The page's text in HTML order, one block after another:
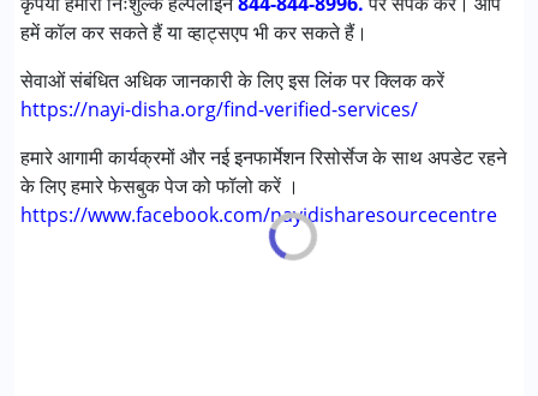
हमें कॉल कर सकते हैं या व्हाट्सएप भी कर सकते हैं।
सेवाओं संबंधित अधिक जानकारी के लिए इस लिंक पर क्लिक करें
https://nayi-disha.org/find-verified-services/
हमारे आगामी कार्यक्रमों और नई इनफार्मेशन रिसोर्सेज के साथ अपडेट रहने
के लिए हमारे फेसबुक पेज को फॉलो करें ।
https://www.facebook.com/nayidisharesourcecentre
लिंगमहिला, पुरुष